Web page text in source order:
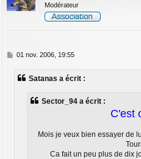
Modérateur
M
01 nov. 2006, 19:55
Satanas a écrit :
Sector_94 a écrit :
C'est
Mois je veux bien essayer de
Ca fait un peu plus de dix